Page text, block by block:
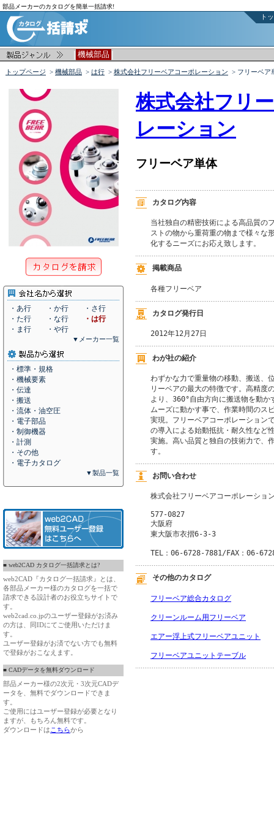
部品メーカーのカタログを簡単一括請求!
ト
| 機械部品 |
トップページ > 機械部品 > は行 > 株式会社フリーベアコーポレーション > フリーベア
・あ行 ・か行
・さ行
・た行
・な行
・は行
・ま行
・や行
▼メーカー一覧
・標準・規格
・機械要素
・伝達
・搬送
・流体・油空圧
・電子部品
・制御機器
・計測
・その他
・電子カタログ
▼製品一覧
■ web2CAD カタログ一括請求とは?
web2CAD『カタログ一括請求』とは、
各部品メーカー様のカタログを一括で
請求できる設計者のお役立ちサイトで
す。
web2cad.co.jpのユーザー登録がお済み
の方は、同IDにてご使用いただけま
す。
ユーザー登録がお済でない方でも無料
で登録がおこなえます。
■ CADデータを無料ダウンロード
部品メーカー様の2次元・3次元CADデ
ータを、無料でダウンロードできま
す。
ご使用にはユーザー登録が必要となり
ますが、もちろん無料です。
ダウンロードは こちらから
株式会社フリ
レーション
フリーベア単体
カタログ内容
当社独自の精密技術による高品質の
ストの物から重荷重の物まで様々な
化するニーズにお応え致します。
掲載商品
各種フリーベア
カタログ発行日
2012年12月27日
わが社の紹介
わずかな力で重量物の移動、搬送、
リーベアの最大の特徴です。高精度
より、360°自由方向に搬送物を動か
ムーズに動かす事で、作業時間のス
実現。フリーベアコーポレーション
の導入による始動抵抗・耐久性など
実施。高い品質と独自の技術力で、
す。
お問い合わせ
株式会社フリーベアコーポレーショ
577-0827
大阪府
東大阪市衣摺6-3-3
TEL：06-6728-7881/FAX：06-
その他のカタログ
フリーベア総合カタログ
クリーンルーム用フリーベア
エアー浮上式フリーベアユニット
フリーベアユニットテーブル